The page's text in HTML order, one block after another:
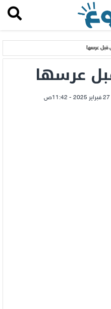
قبل عرسها
عرسها
27 فبراير 2025 - 11:42ص